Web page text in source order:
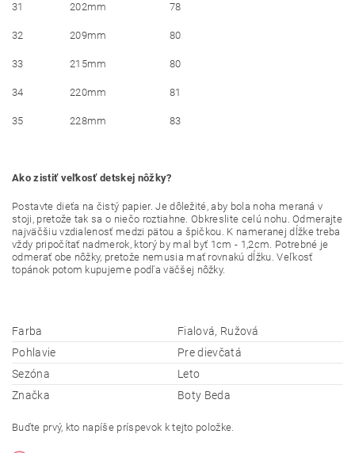
31 202mm 78
32 209mm 80
33 215mm 80
34 220mm 81
35 228mm 83
Ako zistiť veľkosť detskej nôžky?
Postavte dieťa na čistý papier. Je dôležité, aby bola noha meraná v
stoji, pretože tak sa o niečo roztiahne. Obkreslite celú nohu. Odmerajte
najväčšiu vzdialenosť medzi pätou a špičkou. K nameranej dĺžke treba
vždy pripočítať nadmerok, ktorý by mal byť 1cm - 1,2cm. Potrebné je
odmerať obe nôžky, pretože nemusia mať rovnakú dĺžku. Veľkosť
topánok potom kupujeme podľa väčšej nôžky.
Farba
Fialová, Ružová
Pohlavie
Pre dievčatá
Sezóna
Leto
Značka
Boty Beda
Buďte prvý, kto napíše príspevok k tejto položke.